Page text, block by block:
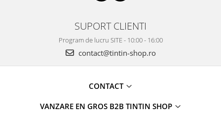
SUPORT CLIENTI
Program de lucru SITE - 10:00 - 16:00
contact@tintin-shop.ro
CONTACT
VANZARE EN GROS B2B TINTIN SHOP